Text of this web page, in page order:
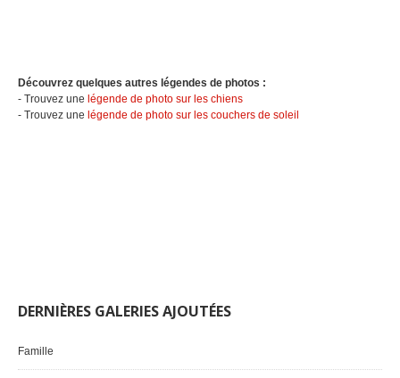
Découvrez quelques autres légendes de photos :
- Trouvez une légende de photo sur les chiens
- Trouvez une légende de photo sur les couchers de soleil
DERNIÈRES GALERIES AJOUTÉES
Famille